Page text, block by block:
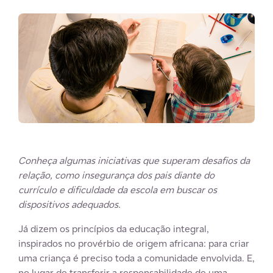
Conheça algumas iniciativas que superam desafios da
relação, como insegurança dos pais diante do
currículo e dificuldade da escola em buscar os
dispositivos adequados.
Já dizem os princípios da educação integral,
inspirados no provérbio de origem africana: para criar
uma criança é preciso toda a comunidade envolvida. E,